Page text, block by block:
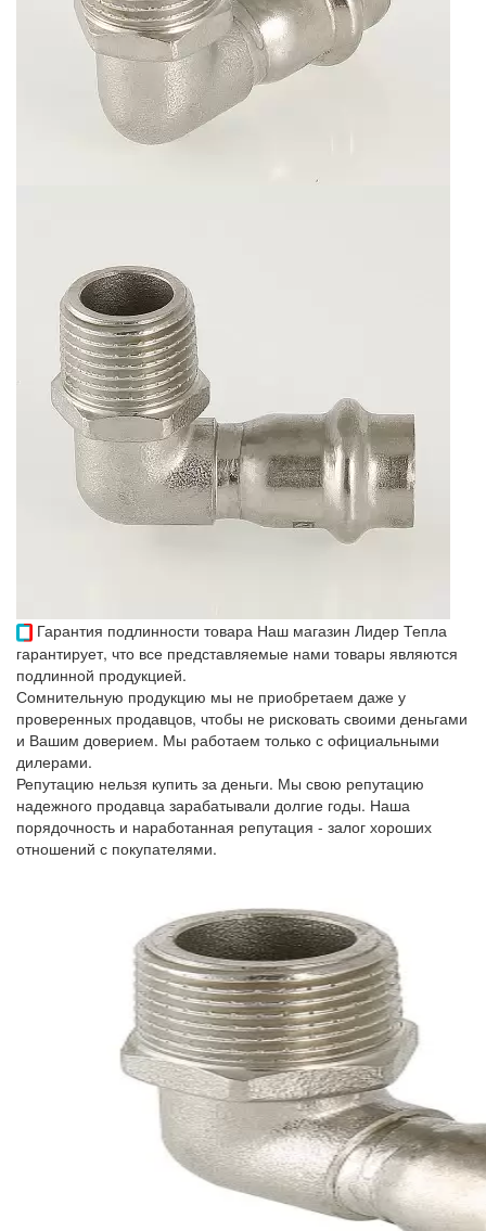
Гарантия подлинности товара Наш магазин Лидер Тепла
гарантирует, что все представляемые нами товары являются
подлинной продукцией.
Сомнительную продукцию мы не приобретаем даже у
проверенных продавцов, чтобы не рисковать своими деньгами
и Вашим доверием. Мы работаем только с официальными
дилерами.
Репутацию нельзя купить за деньги. Мы свою репутацию
надежного продавца зарабатывали долгие годы. Наша
порядочность и наработанная репутация - залог хороших
отношений с покупателями.